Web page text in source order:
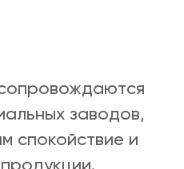
заводов,
спокойствие и